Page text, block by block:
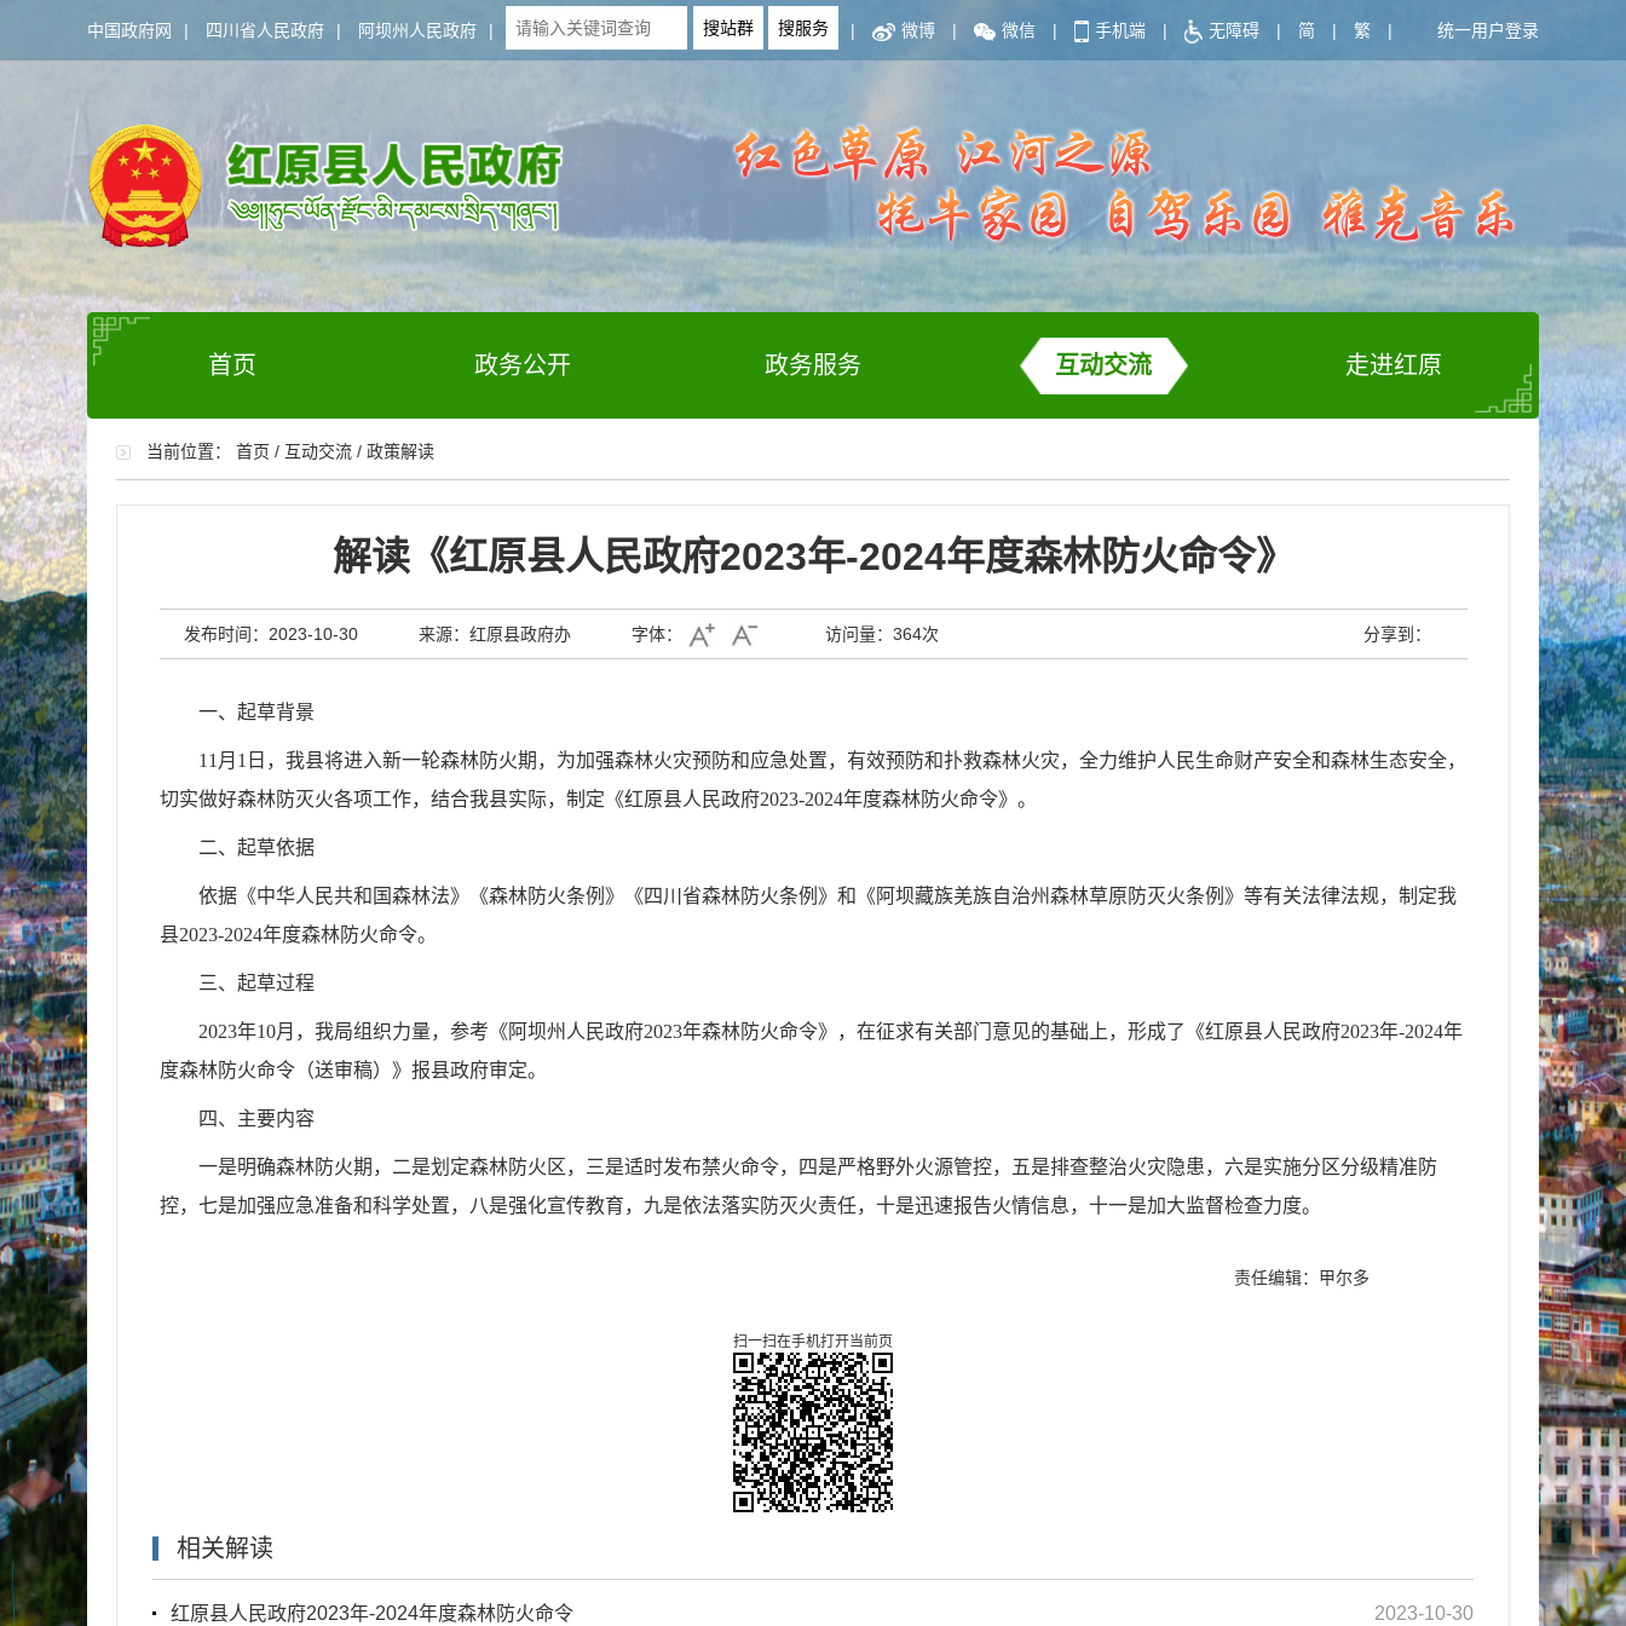
中国政府网 | 四川省人民政府 | 阿坝州人民政府 | | 微博 | 微信 | 手机端 | 无障碍 | 简 | 繁 | 统一用户登录
首页 政务公开 政务服务 互动交流 走进红原
当前位置： 首页 / 互动交流 / 政策解读
解读《红原县人民政府2023年-2024年度森林防火命令》
发布时间：2023-10-30 来源：红原县政府办 字体： 访问量： 364次 分享到：
一、起草背景
11月1日，我县将进入新一轮森林防火期，为加强森林火灾预防和应急处置，有效预防和扑救森林火灾，全力维护人民生命财产安全和森林生态安全，
切实做好森林防灭火各项工作，结合我县实际，制定《红原县人民政府2023-2024年度森林防火命令》。
二、起草依据
依据《中华人民共和国森林法》《森林防火条例》《四川省森林防火条例》和《阿坝藏族羌族自治州森林草原防灭火条例》等有关法律法规，制定我
县2023-2024年度森林防火命令。
三、起草过程
2023年10月，我局组织力量，参考《阿坝州人民政府2023年森林防火命令》，在征求有关部门意见的基础上，形成了《红原县人民政府2023年-2024年
度森林防火命令（送审稿）》报县政府审定。
四、主要内容
一是明确森林防火期，二是划定森林防火区，三是适时发布禁火命令，四是严格野外火源管控，五是排查整治火灾隐患，六是实施分区分级精准防
控，七是加强应急准备和科学处置，八是强化宣传教育，九是依法落实防灭火责任，十是迅速报告火情信息，十一是加大监督检查力度。
责任编辑：甲尔多
扫一扫在手机打开当前页
相关解读
2023-10-30
红原县人民政府2023年-2024年度森林防火命令